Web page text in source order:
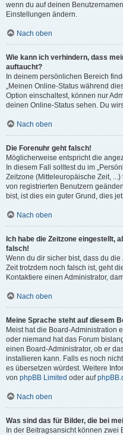
wenn du auf deinen
Einstellungen ändern.
Nach oben
Wie kann ich verhindern, dass
auftaucht?
In deinem persönlichen Bereich
„Meinen Online-Status während
Option einschaltest, können nur
deinen Online-Status sehen. Du
Nach oben
Die Forenuhr geht falsch!
Möglicherweise entspricht die
In diesem Fall solltest du im
Zeitzone (Mitteleuropäische Zeit,
von registrierten Benutzern
bist, ist dies ein guter Grund, dies
Nach oben
Ich habe die Zeitzone eingestellt,
falsch!
Wenn du dir sicher bist, dass du
Zeit trotzdem noch falsch ist, geht
Kontaktiere einen Administrator,
Nach oben
Meine Sprache steht auf diesem
Meist hat die Board-Administration
oder niemand hat das Forum
einen Board-Administrator, ob er
installieren kann. Falls es noch
es übersetzen würdest. Weitere
von phpBB Limited oder auf
Nach oben
Was sind das für Bilder, die bei
In der Beitragsansicht können